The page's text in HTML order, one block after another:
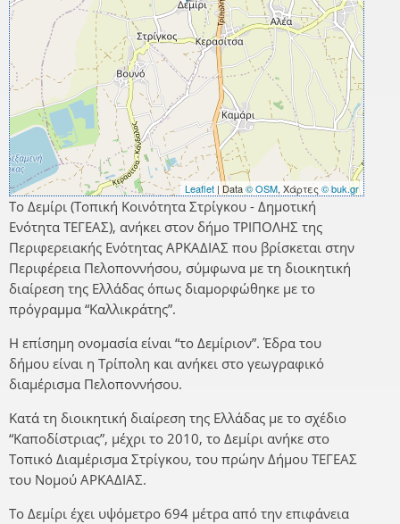
Leaflet | Data© OSM, Χάρτες © buk.gr
Το Δεμίρι (Τοπική Κοινότητα Στρίγκου - Δημοτική
Ενότητα ΤΕΓΕΑΣ), ανήκει στον δήμο ΤΡΙΠΟΛΗΣ της
Περιφερειακής Ενότητας ΑΡΚΑΔΙΑΣ που βρίσκεται στην
Περιφέρεια Πελοποννήσου, σύμφωνα με τη διοικητική
διαίρεση της Ελλάδας όπως διαμορφώθηκε με το
πρόγραμμα “Καλλικράτης”.
Η επίσημη ονομασία είναι “το Δεμίριον”. Έδρα του
δήμου είναι η Τρίπολη και ανήκει στο γεωγραφικό
διαμέρισμα Πελοποννήσου.
Κατά τη διοικητική διαίρεση της Ελλάδας με το σχέδιο
“Καποδίστριας”, μέχρι το 2010, το Δεμίρι ανήκε στο
Τοπικό Διαμέρισμα Στρίγκου, του πρώην Δήμου ΤΕΓΕΑΣ
του Νομού ΑΡΚΑΔΙΑΣ.
Το Δεμίρι έχει υψόμετρο 694 μέτρα από την επιφάνεια